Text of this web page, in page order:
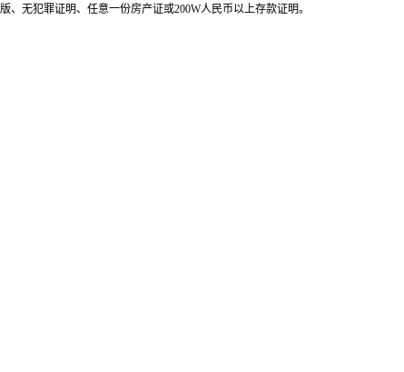
、无犯罪证明、任意一份房产证或200W人民币以上存款证明。